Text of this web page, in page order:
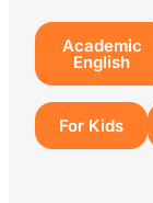
Academic
English
For Kids